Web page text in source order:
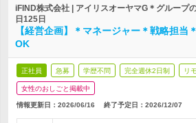
iFIND株式会社 | アイリスオーヤマG＊グループ
日125日
【経営企画】＊マネージャー＊戦略担当
OK
正社員 急募 学歴不問 完全週休2日制 リ
女性のおしごと掲載中
情報更新日：2026/06/16 終了予定日： 2026/12/07